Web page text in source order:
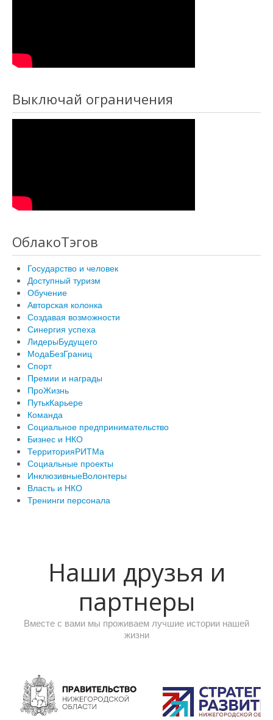
Выключай ограничения
ОблакоТэгов
Государство и человек
Доступный туризм
Обучение
Авторская колонка
Создавая возможности
Синергия успеха
ЛидерыБудущего
МодаБезГраниц
Спорт
Премии и награды
ПроЖизнь
ПутькКарьере
Команда
Социальное предпринимательство
Бизнес и НКО
ТерриторияРИТМа
Социальные проекты
ИнклюзивныеВолонтеры
Власть и НКО
Тренинги персонала
Наши друзья и
партнеры
Вместе с вами мы проживаем лучшие истории нашей
жизни